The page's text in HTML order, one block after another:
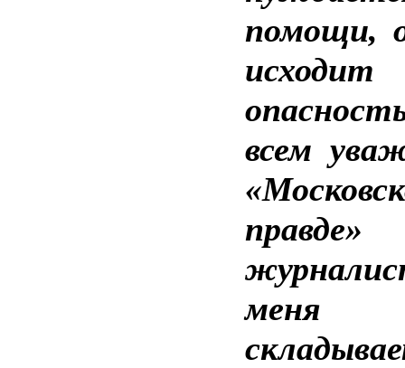
помощи,
исходит
всем
меня